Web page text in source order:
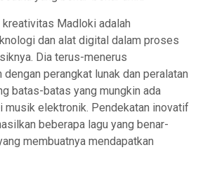
Madloki adalah
dan alat digital dalam proses
Dia terus-menerus
perangkat lunak dan peralatan
batas-batas yang mungkin ada
musik elektronik. Pendekatan inovatif
beberapa lagu yang benar-
membuatnya mendapatkan